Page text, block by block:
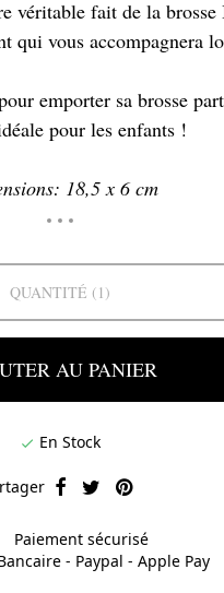
véritable fait de la
qui vous accompagnera
emporter sa brosse
pour les enfants !
18,5 x 6 cm
QUANTITÉ 1
AU PANIER
 En Stock
Paiement sécurisé
- Paypal - Apple Pay